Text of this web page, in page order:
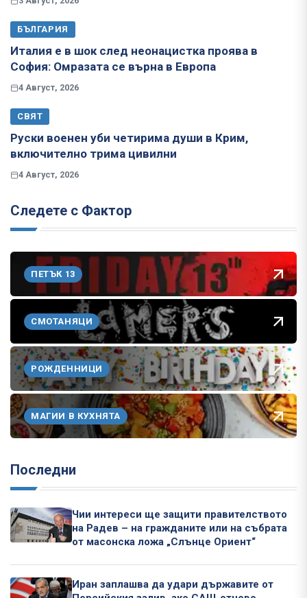
БЪЛГАРИЯ
Италия е в шок след неонацистка проява в
София: Омразата се върна в Европа
4 Август, 2026
СВЯТ
Руски военен уби четирима души в Крим,
включително трима цивилни
4 Август, 2026
Следете с Фактор
ПЕТЪК 13
СМОТАНЯЦИ
РОЖДЕННИЦИ
МАГИИ В КУХНЯТА
Последни
Чии интереси ще защити правителството
на Радев – на гражданите или на събрата
от масонска ложа „Слънце Ориент“
Иран заплашва да удари държавите от